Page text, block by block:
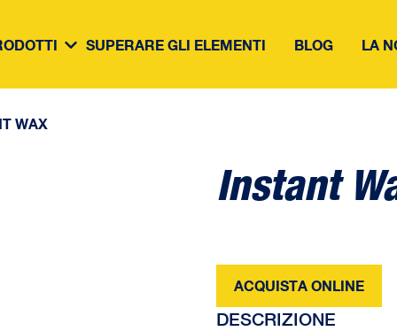
SUPERARE GLI ELEMENTI BLOG LA
WAX
Instant
ACQUISTA ONLINE
DESCRIZIONE